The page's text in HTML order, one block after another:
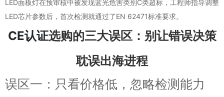
LED面板灯在预审核中被发现蓝光危害类别C类超标，工程师指导调整
LED芯片参数后，首次检测就通过了EN 62471标准要求。
CE认证选购的三大误区：别让错误决策
耽误出海进程
误区一：只看价格低，忽略检测能力